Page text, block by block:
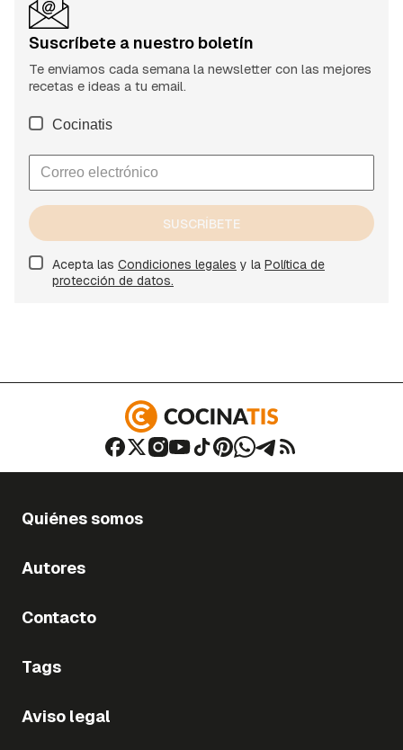
Suscríbete a nuestro boletín
Te enviamos cada semana la newsletter con las mejores
recetas e ideas a tu email.
Cocinatis
SUSCRÍBETE
Acepta las Condiciones legales y la Política de
protección de datos.
Quiénes somos
Autores
Contacto
Tags
Aviso legal